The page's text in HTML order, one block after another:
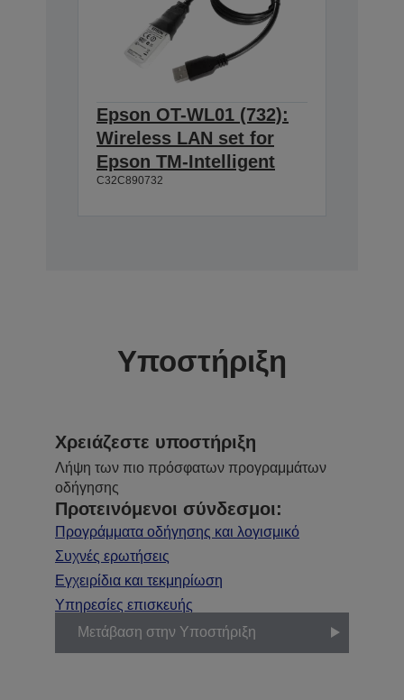
Epson OT-WL01 (732):
Wireless LAN set for
Epson TM-Intelligent
C32C890732
Υποστήριξη
Χρειάζεστε υποστήριξη
Λήψη των πιο πρόσφατων προγραμμάτων
οδήγησης
Προτεινόμενοι σύνδεσμοι:
Προγράμματα οδήγησης και λογισμικό
Συχνές ερωτήσεις
Εγχειρίδια και τεκμηρίωση
Υπηρεσίες επισκευής
Μετάβαση στην Υποστήριξη